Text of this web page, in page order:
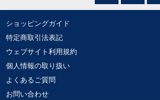
ショッピングガイド
特定商取引法表記
ウェブサイト利用規約
個人情報の取り扱い
よくあるご質問
お問い合わせ